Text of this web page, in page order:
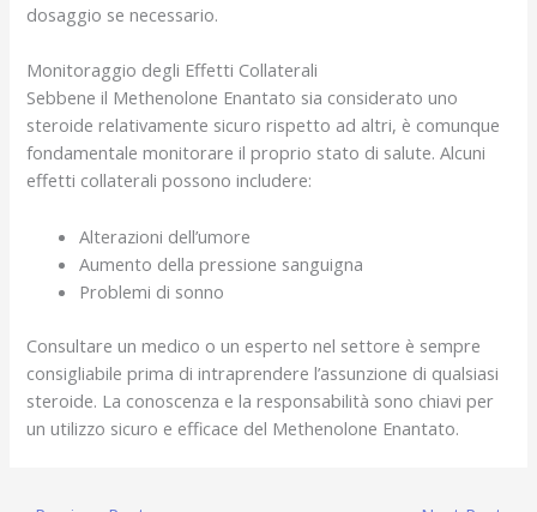
dosaggio se necessario.
Monitoraggio degli Effetti Collaterali
Sebbene il Methenolone Enantato sia considerato uno
steroide relativamente sicuro rispetto ad altri, è comunque
fondamentale monitorare il proprio stato di salute. Alcuni
effetti collaterali possono includere:
Alterazioni dell’umore
Aumento della pressione sanguigna
Problemi di sonno
Consultare un medico o un esperto nel settore è sempre
consigliabile prima di intraprendere l’assunzione di qualsiasi
steroide. La conoscenza e la responsabilità sono chiavi per
un utilizzo sicuro e efficace del Methenolone Enantato.